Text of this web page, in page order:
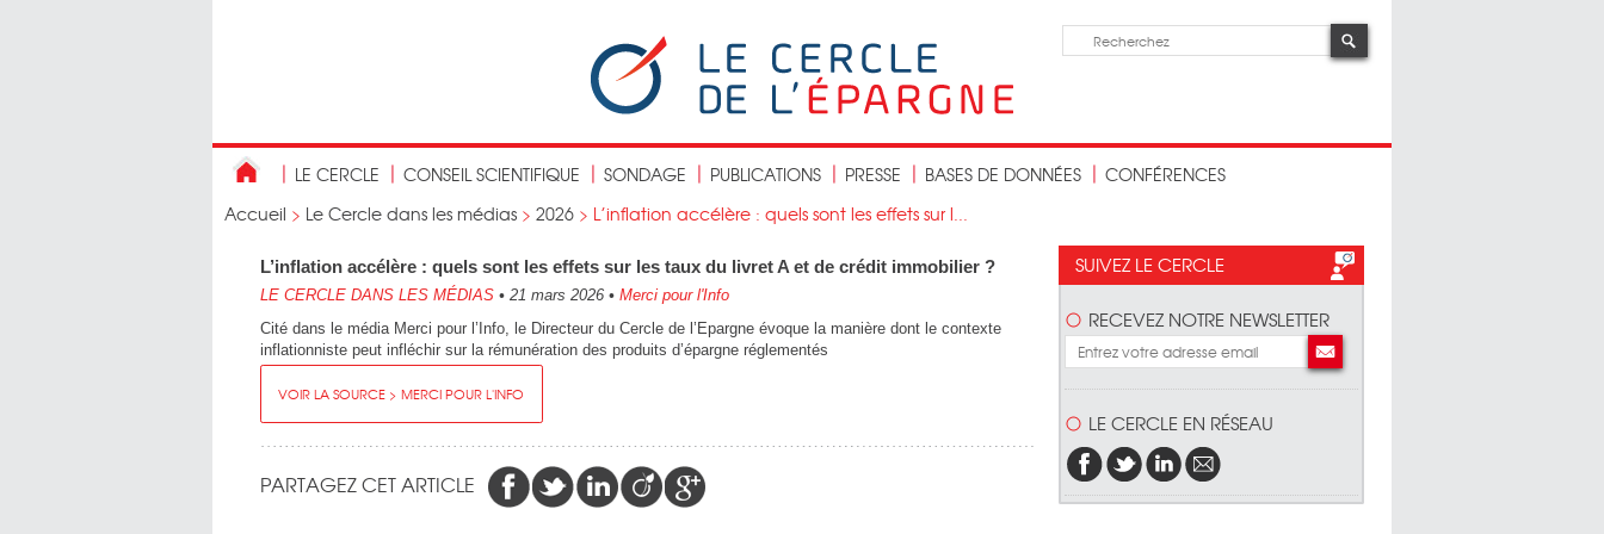
LE CERCLE CONSEIL SCIENTIFIQUE SONDAGE PUBLICATIONS PRESSE BASES DE DONNÉES
CONFÉRENCES
Accueil > Le Cercle dans les médias > 2026 > L’inflation accélère : quels sont les effets sur l...
L’inflation accélère : quels sont les effets sur les taux du livret A et de crédit immobilier ?
LE CERCLE DANS LES MÉDIAS • 21 mars 2026 • Merci pour l'Info
Cité dans le média Merci pour l’Info, le Directeur du Cercle de l’Epargne évoque la manière dont le contexte
inflationniste peut infléchir sur la rémunération des produits d’épargne réglementés
VOIR LA SOURCE > MERCI POUR L'INFO
PARTAGEZ CET ARTICLE
SUIVEZ LE CERCLE
RECEVEZ NOTRE NEWSLETTER
LE CERCLE EN RÉSEAU